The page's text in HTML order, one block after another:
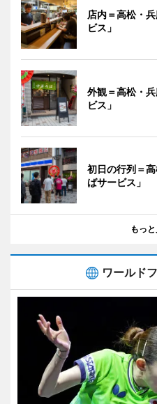
店内＝高松・
ビス」
外観＝高松・
ビス」
初日の行列＝
ばサービス」
もっ
ワールド